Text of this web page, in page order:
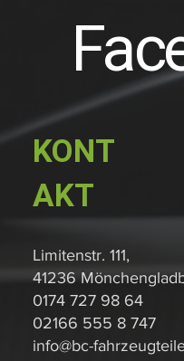
KONT
AKT
Limitenstr. 111,
41236
0174 727 98 64
02166 555 8 747
info@bc-